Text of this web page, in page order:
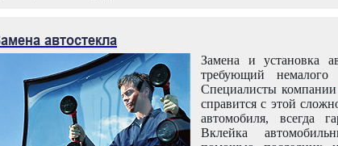
автостекла
Замена и установка
требующий
Специалисты компании
справится с этой
автомобиля, всегда
Вклейка